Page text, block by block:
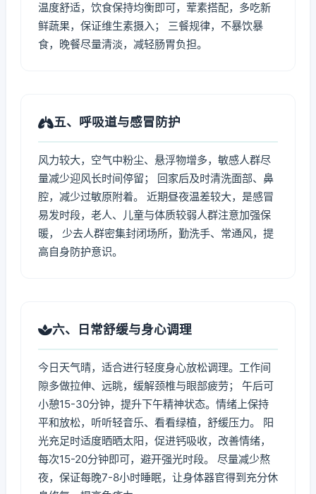
温度舒适，饮食保持均衡即可，荤素搭配，多吃新
鲜蔬果，保证维生素摄入； 三餐规律，不暴饮暴
食，晚餐尽量清淡，减轻肠胃负担。
五、呼吸道与感冒防护
风力较大，空气中粉尘、悬浮物增多，敏感人群尽
量减少迎风长时间停留； 回家后及时清洗面部、鼻
腔，减少过敏原附着。 近期昼夜温差较大，是感冒
易发时段，老人、儿童与体质较弱人群注意加强保
暖， 少去人群密集封闭场所，勤洗手、常通风，提
高自身防护意识。
六、日常舒缓与身心调理
今日天气晴，适合进行轻度身心放松调理。工作间
隙多做拉伸、远眺，缓解颈椎与眼部疲劳； 午后可
小憩15-30分钟，提升下午精神状态。情绪上保持
平和放松，听听轻音乐、看看绿植，舒缓压力。 阳
光充足时适度晒晒太阳，促进钙吸收，改善情绪，
每次15-20分钟即可，避开强光时段。 尽量减少熬
夜，保证每晚7-8小时睡眠，让身体器官得到充分休